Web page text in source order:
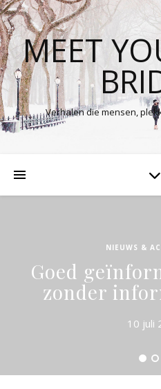
MEET
Verhalen die mensen,
NIEUWS &
Goed
zonder
10 juli